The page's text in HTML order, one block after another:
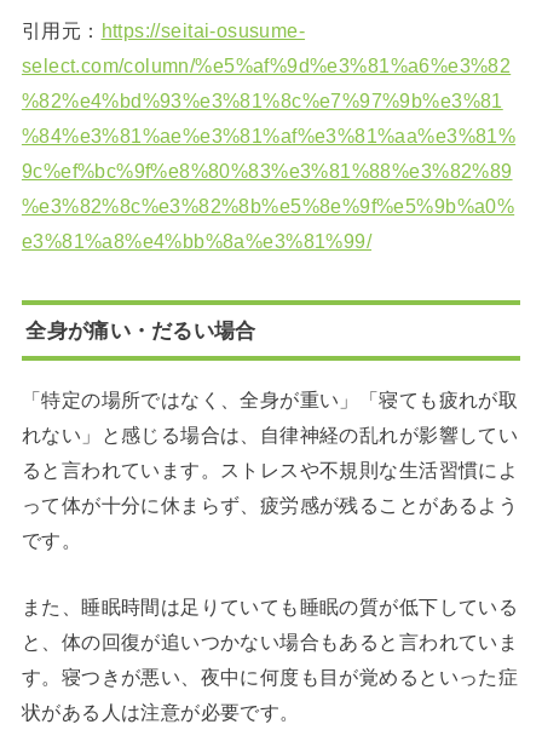
引用元： https://seitai-osusume-
select.com/column/%e5%af%9d%e3%81%a6%e3%82
%82%e4%bd%93%e3%81%8c%e7%97%9b%e3%81
%84%e3%81%ae%e3%81%af%e3%81%aa%e3%81%
9c%ef%bc%9f%e8%80%83%e3%81%88%e3%82%89
%e3%82%8c%e3%82%8b%e5%8e%9f%e5%9b%a0%
e3%81%a8%e4%bb%8a%e3%81%99/
全身が痛い・だるい場合
「特定の場所ではなく、全身が重い」「寝ても疲れが取
れない」と感じる場合は、自律神経の乱れが影響してい
ると言われています。ストレスや不規則な生活習慣によ
って体が十分に休まらず、疲労感が残ることがあるよう
です。
また、睡眠時間は足りていても睡眠の質が低下している
と、体の回復が追いつかない場合もあると言われていま
す。寝つきが悪い、夜中に何度も目が覚めるといった症
状がある人は注意が必要です。